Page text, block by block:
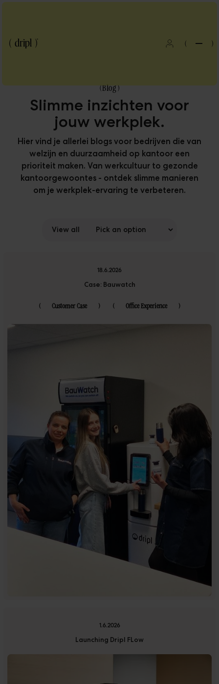
Klanten
( )
(Blog)
Slimme inzichten voor
jouw werkplek.
Hier vind je allerlei blogs voor bedrijven die van
welzijn en duurzaamheid op kantoor een
prioriteit maken. Van werkcultuur to gezonde
kantoorgewoontes - ontdek slimme manieren
om je werkplek-ervaring te verbeteren.
View all
18.6.2026
Case: Bauwatch
( Customer Case ) ( Office Experience )
1.6.2026
Launching Dripl FLow